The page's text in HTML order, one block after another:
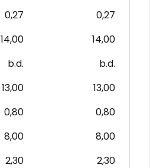
0,27
0,27
14,00
14,00
b.d.
b.d.
13,00
13,00
0,80
0,80
8,00
8,00
2,30
2,30